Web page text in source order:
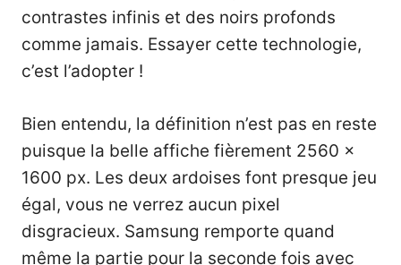
contrastes infinis et des noirs profonds
comme jamais. Essayer cette technologie,
c’est l’adopter !
Bien entendu, la définition n’est pas en reste
puisque la belle affiche fièrement 2560 x
1600 px. Les deux ardoises font presque jeu
égal, vous ne verrez aucun pixel
disgracieux. Samsung remporte quand
même la partie pour la seconde fois avec